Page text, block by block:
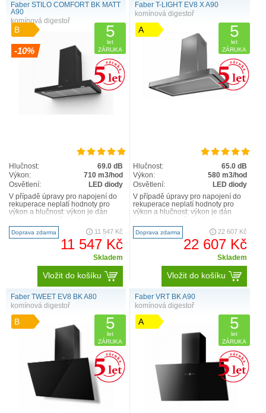
Faber STILO COMFORT BK MATT
A90
komínová digestoř
B
-10%
5
let
ZÁRUKA
Hlučnost:
69.0 dB
Výkon:
710 m3/hod
Osvětlení:
LED diody
V případě úpravy pro napojení do
rekuperace neplatí hodnoty pro
výkon a hlučnost: výkon je dán
hlučnost odpovídá hlučnos..
Doprava zdarma 11 547 Kč
11 547 Kč
Skladem
Vložit do košíku
Faber T-LIGHT EV8 X A90
komínová digestoř
A 5
let
ZÁRUKA
Hlučnost:
65.0 dB
Výkon:
580 m3/hod
Osvětlení:
LED diody
V případě úpravy pro napojení do
rekuperace neplatí hodnoty pro
výkon a hlučnost: výkon je dán
hlučnost odpovídá hlučn..
Doprava zdarma 22 607 Kč
22 607 Kč
Skladem
Vložit do košíku
Faber TWEET EV8 BK A80
komínová digestoř
B 5
let
ZÁRUKA
Faber VRT BK A90
komínová digestoř
A 5
let
ZÁRUKA